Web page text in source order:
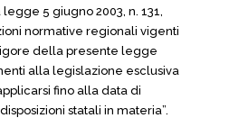
5 giugno 2003, n. 131,
normative regionali vigenti
della presente legge
alla legislazione esclusiva
fino alla data di
statali in materia”.